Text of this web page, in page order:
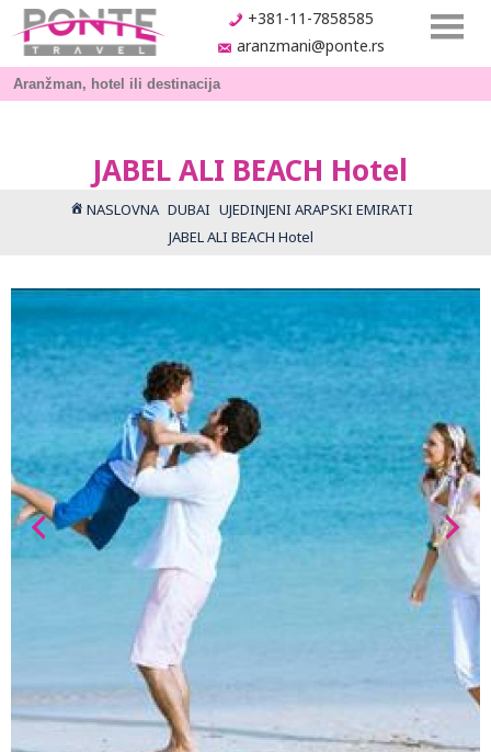
+381-11-7858585
aranzmani@ponte.rs
JABEL ALI BEACH Hotel
NASLOVNA DUBAI UJEDINJENI ARAPSKI EMIRATI
JABEL ALI BEACH Hotel